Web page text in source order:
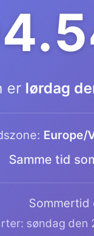
er lørdag
Europe/
Samme tid
Sommertid
søndag den